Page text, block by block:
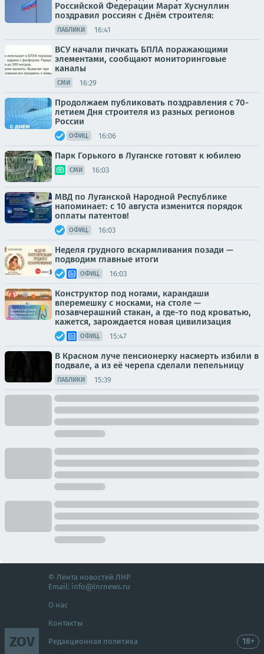
Российской Федерации Марат Хуснуллин
поздравил россиян с Днём строителя:
ПАБЛИКИ 16:41
ВСУ начали пичкать БПЛА поражающими
элементами, сообщают мониторинговые
каналы
СМИ 16:29
Продолжаем публиковать поздравления с 70-
летием Дня строителя из разных регионов
России
ОФИЦ. 16:06
Парк Горького в Луганске готовят к юбилею
СМИ 16:03
МВД по Луганской Народной Республике
напоминает: с 10 августа изменится порядок
оплаты патентов!
ОФИЦ. 16:03
Неделя грудного вскармливания позади —
подводим главные итоги
ОФИЦ. 16:03
Конструктор под ногами, карандаши
вперемешку с носками, на столе —
позавчерашний стакан, а где-то под кроватью,
кажется, зарождается новая цивилизация
ОФИЦ. 15:47
В Красном луче пенсионерку насмерть избили в
подвале, а из её черепа сделали пепельницу
ПАБЛИКИ 15:39
ZOV
© Лента новостей ЛНР
Email: info@lnrnews.ru
О нас
Контакты
Редакционная политика 18+